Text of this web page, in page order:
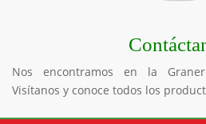
Nos encontramos en la
Visítanos y conoce todos los